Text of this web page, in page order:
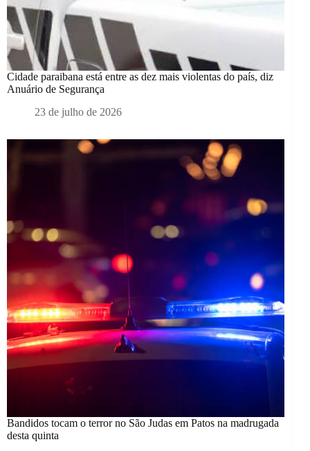
Cidade paraibana está entre as dez mais violentas do país, diz
Anuário de Segurança
23 de julho de 2026
Bandidos tocam o terror no São Judas em Patos na madrugada
desta quinta